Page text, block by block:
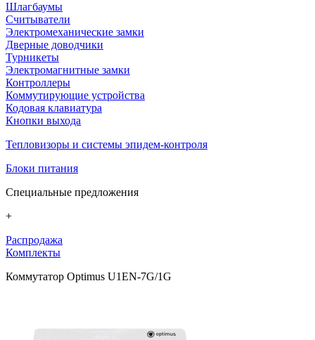
Шлагбаумы
Считыватели
Электромеханические замки
Дверные доводчики
Турникеты
Электромагнитные замки
Контроллеры
Коммутирующие устройства
Кодовая клавиатура
Кнопки выхода
Тепловизоры и системы эпидем-контроля
Блоки питания
Специальные предложения
+
Распродажа
Комплекты
Коммутатор Optimus U1EN-7G/1G